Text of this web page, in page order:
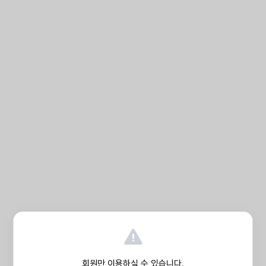
회원만 이용하실 수 있습니다.